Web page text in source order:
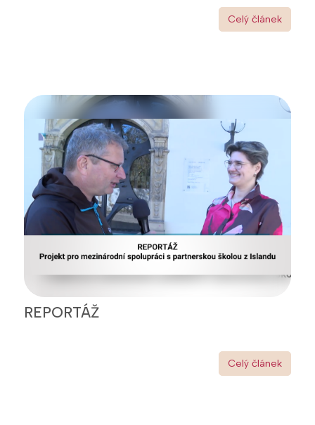
Celý článek
REPORTÁŽ
Celý článek